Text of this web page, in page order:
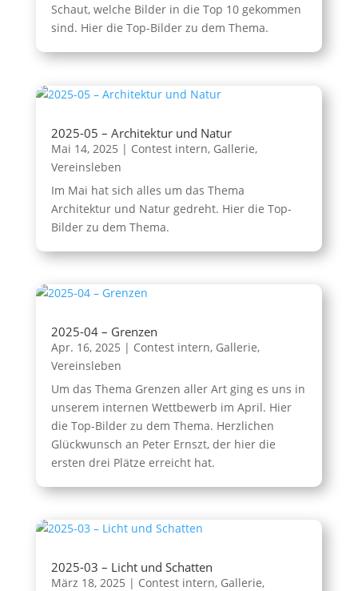
Schaut, welche Bilder in die Top 10 gekommen
sind. Hier die Top-Bilder zu dem Thema.
2025-05 – Architektur und Natur
Mai 14, 2025 | Contest intern, Gallerie,
Vereinsleben
Im Mai hat sich alles um das Thema
Architektur und Natur gedreht. Hier die Top-
Bilder zu dem Thema.
2025-04 – Grenzen
Apr. 16, 2025 | Contest intern, Gallerie,
Vereinsleben
Um das Thema Grenzen aller Art ging es uns in
unserem internen Wettbewerb im April. Hier
die Top-Bilder zu dem Thema. Herzlichen
Glückwunsch an Peter Ernszt, der hier die
ersten drei Plätze erreicht hat.
2025-03 – Licht und Schatten
März 18, 2025 | Contest intern, Gallerie,